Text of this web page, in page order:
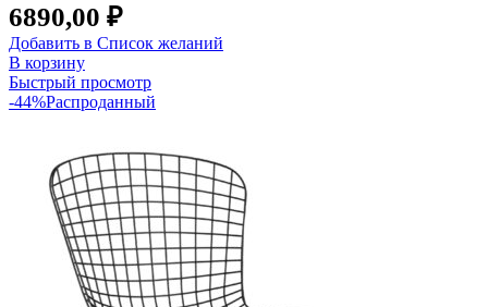
6890,00 ₽
Добавить в Список желаний
В корзину
Быстрый просмотр
-44%Распроданный